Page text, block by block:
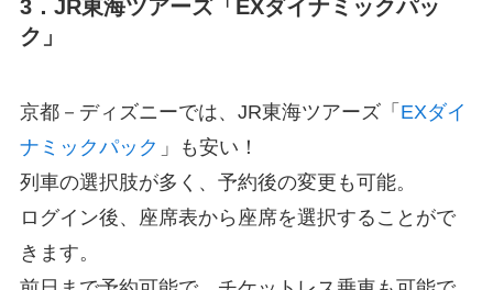
3．JR東海ツアーズ「EXダイナミックパッ
ク」
京都－ディズニーでは、JR東海ツアーズ「 EXダイ
ナミックパック 」も安い！
列車の選択肢が多く、予約後の変更も可能。
ログイン後、座席表から座席を選択することがで
きます。